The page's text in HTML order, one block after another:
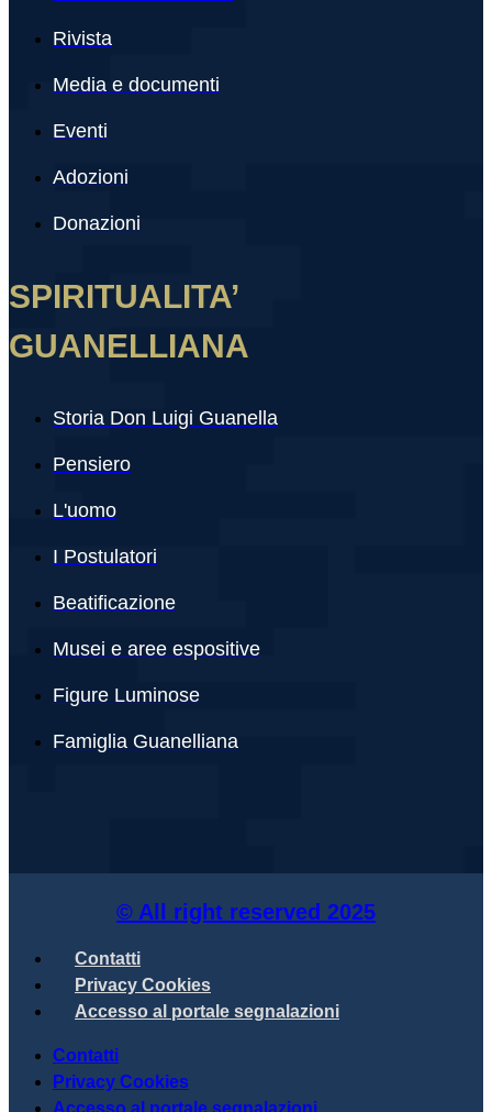
Rivista
Media e documenti
Eventi
Adozioni
Donazioni
SPIRITUALITA’
GUANELLIANA
Storia Don Luigi Guanella
Pensiero
L'uomo
I Postulatori
Beatificazione
Musei e aree espositive
Figure Luminose
Famiglia Guanelliana
© All right reserved 2025
Contatti
Privacy Cookies
Accesso al portale segnalazioni
Contatti
Privacy Cookies